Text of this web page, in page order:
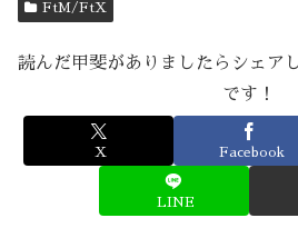
FtM/FtX
読んだ甲斐がありましたらシェア
です！
X Facebook
LINE